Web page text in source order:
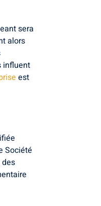
sera
alors
influent
est
Société